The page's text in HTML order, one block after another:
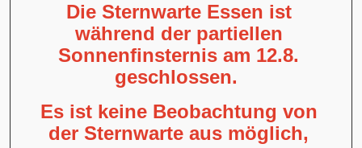
Die Sternwarte Essen ist
während der partiellen
Sonnenfinsternis am 12.8.
geschlossen.
Es ist keine Beobachtung von
der Sternwarte aus möglich,